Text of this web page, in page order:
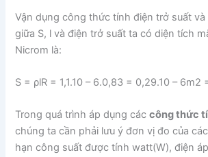
Vận dụng công thức tính điện trở suất và
giữa S, l và điện trở suất ta có diện tích
Nicrom là:
S = ρlR = 1,1.10– 6.0,83 = 0,29.10– 6m2
Trong quá trình áp dụng cáccông thức
chúng ta cần phải lưu ý đơn vị đo của
hạn công suất được tính watt(W), điện